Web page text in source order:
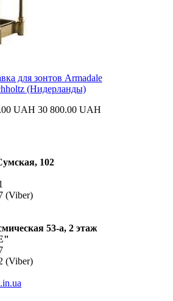
для зонтов Armadale
(Нидерланды)
UAH 30 800.00 UAH
102
(Viber)
53-а, 2 этаж
(Viber)